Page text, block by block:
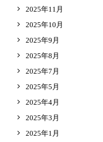
2025年11月
2025年10月
2025年9月
2025年8月
2025年7月
2025年5月
2025年4月
2025年3月
2025年1月